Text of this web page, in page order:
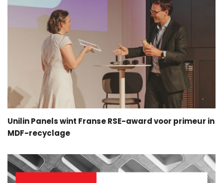
Unilin Panels wint Franse RSE-award voor primeur in
MDF-recyclage